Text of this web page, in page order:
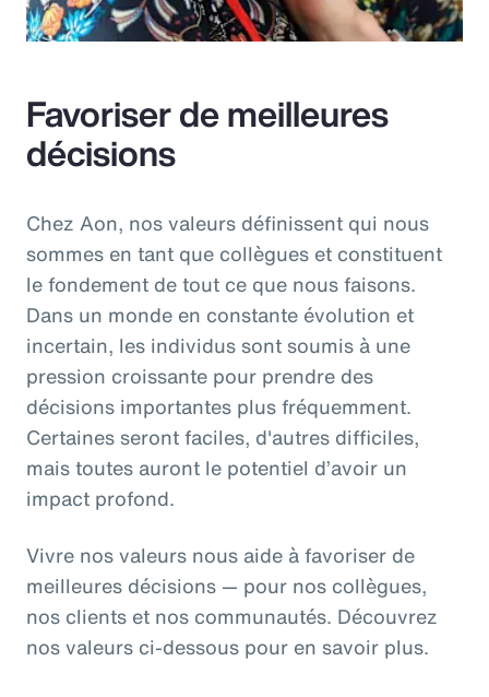
Favoriser de meilleures
décisions
Chez Aon, nos valeurs définissent qui nous
sommes en tant que collègues et constituent
le fondement de tout ce que nous faisons.
Dans un monde en constante évolution et
incertain, les individus sont soumis à une
pression croissante pour prendre des
décisions importantes plus fréquemment.
Certaines seront faciles, d'autres difficiles,
mais toutes auront le potentiel d’avoir un
impact profond.
Vivre nos valeurs nous aide à favoriser de
meilleures décisions — pour nos collègues,
nos clients et nos communautés. Découvrez
nos valeurs ci-dessous pour en savoir plus.